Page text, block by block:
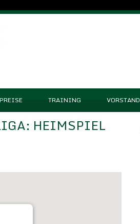
PREISE TRAINING VORSTAND
HEIMSPIEL